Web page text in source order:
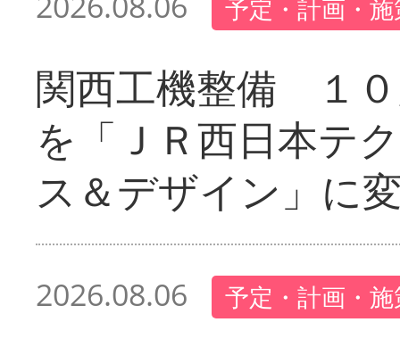
予定・計画・
関西工機整備 １
を「ＪＲ西日本テ
ス＆デザイン」に
2026.08.06 予定・計画・